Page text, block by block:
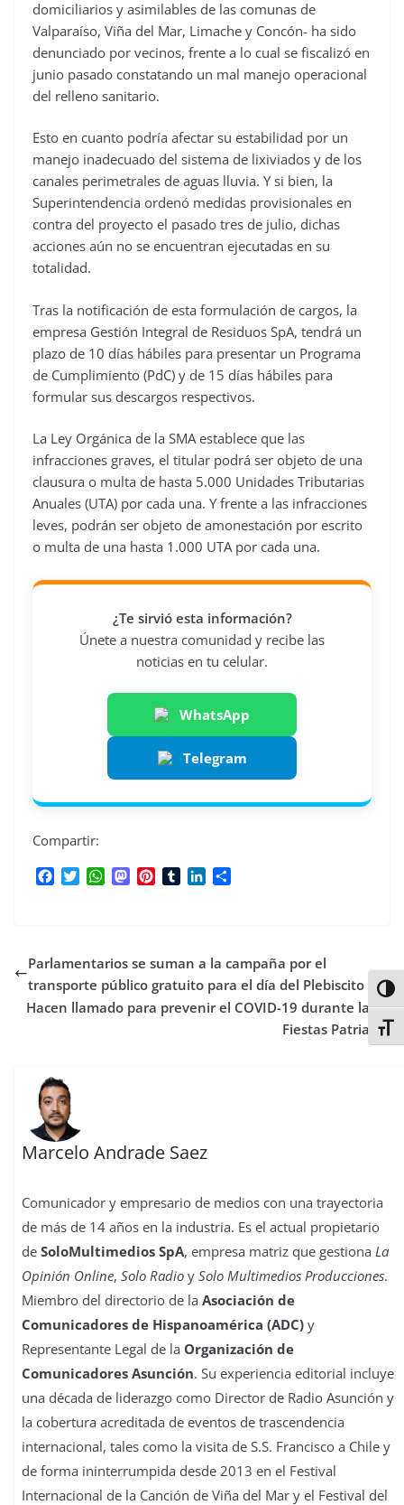
domiciliarios y asimilables de las comunas de
Valparaíso, Viña del Mar, Limache y Concón- ha sido
denunciado por vecinos, frente a lo cual se fiscalizó en
junio pasado constatando un mal manejo operacional
del relleno sanitario.
Esto en cuanto podría afectar su estabilidad por un
manejo inadecuado del sistema de lixiviados y de los
canales perimetrales de aguas lluvia. Y si bien, la
Superintendencia ordenó medidas provisionales en
contra del proyecto el pasado tres de julio, dichas
acciones aún no se encuentran ejecutadas en su
totalidad.
Tras la notificación de esta formulación de cargos, la
empresa Gestión Integral de Residuos SpA, tendrá un
plazo de 10 días hábiles para presentar un Programa
de Cumplimiento (PdC) y de 15 días hábiles para
formular sus descargos respectivos.
La Ley Orgánica de la SMA establece que las
infracciones graves, el titular podrá ser objeto de una
clausura o multa de hasta 5.000 Unidades Tributarias
Anuales (UTA) por cada una. Y frente a las infracciones
leves, podrán ser objeto de amonestación por escrito
o multa de una hasta 1.000 UTA por cada una.
¿Te sirvió esta información?
Únete a nuestra comunidad y recibe las
noticias en tu celular.
WhatsApp
Telegram
Compartir:
o
o
k
T
e
r
W
A
p
p
M
d
o
n
P
r
e
s
T
r
d
I
n
r
t
Parlamentarios se suman a la campaña por el
transporte público gratuito para el día del Plebiscito
Hacen llamado para prevenir el COVID-19 durante las
Fiestas Patrias
Marcelo Andrade Saez
Comunicador y empresario de medios con una trayectoria
de más de 14 años en la industria. Es el actual propietario
deSoloMultimedios SpA, empresa matriz que gestiona La
Opinión Online,Solo Radio ySolo Multimedios Producciones.
Miembro del directorio de laAsociación de
Comunicadores de Hispanoamérica (ADC) y
Representante Legal de la Organización de
Comunicadores Asunción. Su experiencia editorial incluye
una década de liderazgo como Director de Radio Asunción y
la cobertura acreditada de eventos de trascendencia
internacional, tales como la visita de S.S. Francisco a Chile y
de forma ininterrumpida desde 2013 en el Festival
Internacional de la Canción de Viña del Mar y el Festival del